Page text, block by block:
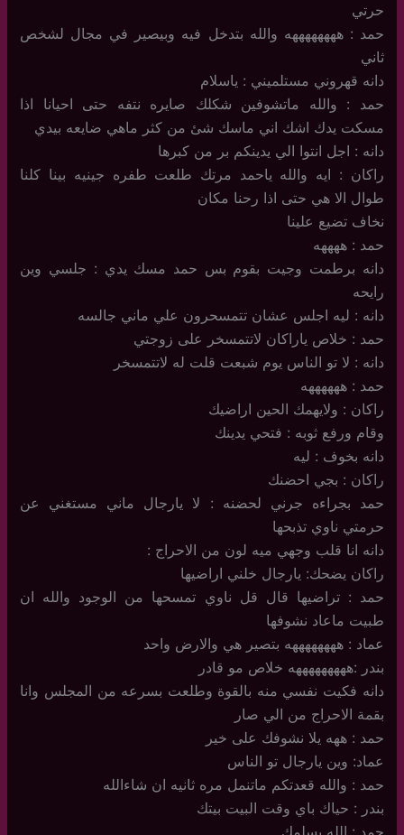
حرتي
حمد : ههههههههه والله بتدخل فيه وبيصير في مجال لشخص
ثاني
دانه قهروني مستلميني : ياسلام
حمد : والله ماتشوفين شكلك صايره نتفه حتى احيانا اذا
مسكت يدك اشك اني ماسك شئ من كثر ماهي ضايعه بيدي
دانه : اجل انتوا الي يدينكم بر من كبرها
راكان : ايه والله ياحمد مرتك طلعت طفره جينيه بينا كلنا
طوال الا هي حتى اذا رحنا مكان
نخاف تضيع علينا
حمد : ههههه
دانه برطمت وجيت بقوم بس حمد مسك يدي : جلسي وين
رايحه
دانه : ليه اجلس عشان تتمسحرون علي ماني جالسه
حمد : خلاص ياراكان لاتتمسخر على زوجتي
دانه : لا تو الناس يوم شبعت قلت له لاتتمسخر
حمد : ههههههه
راكان : ولايهمك الحين اراضيك
وقام ورفع ثوبه : فتحي يدينك
دانه بخوف : ليه
راكان : بجي احضنك
حمد بجراءه جرني لحضنه : لا يارجال ماني مستغني عن
حرمتي ناوي تذبحها
دانه انا قلب وجهي ميه لون من الاحراج :
راكان يضحك: يارجال خلني اراضيها
حمد : تراضيها قال قل ناوي تمسحها من الوجود والله ان
طبيت ماعاد نشوفها
عماد : ههههههههه بتصير هي والارض واحد
بندر :هههههههههه خلاص مو قادر
دانه فكيت نفسي منه بالقوة وطلعت بسرعه من المجلس وانا
بقمة الاحراج من الي صار
حمد : ههه يلا نشوفك على خير
عماد: وين يارجال تو الناس
حمد : والله قعدتكم ماتنمل مره ثانيه ان شاءالله
بندر : حياك باي وقت البيت بيتك